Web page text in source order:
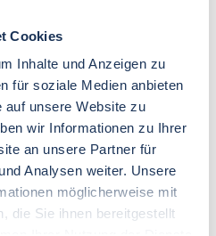
Cookies
Inhalte und Anzeigen zu
für soziale Medien anbieten
auf unsere Website zu
wir Informationen zu Ihrer
an unsere Partner für
Analysen weiter. Unsere
möglicherweise mit
die Sie ihnen bereitgestellt
Next